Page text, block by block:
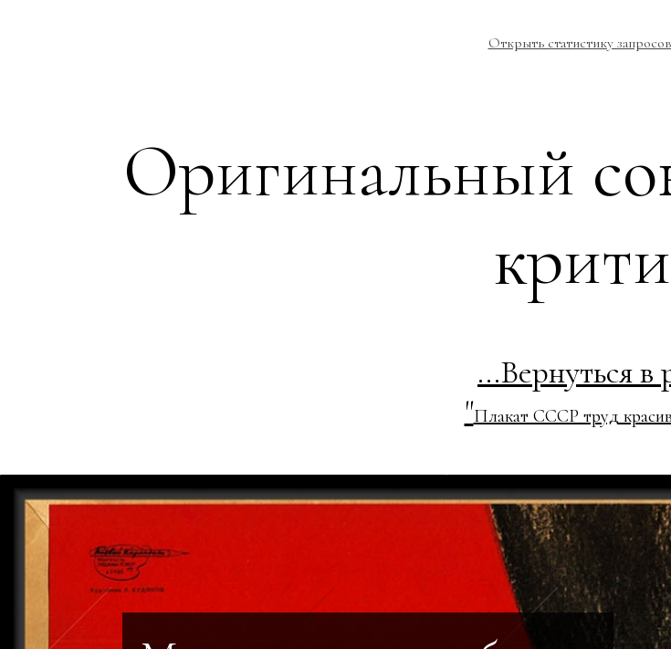
Открыть статистику запросов
Оригинальный
...Вернуться в
"Плакат СССР труд